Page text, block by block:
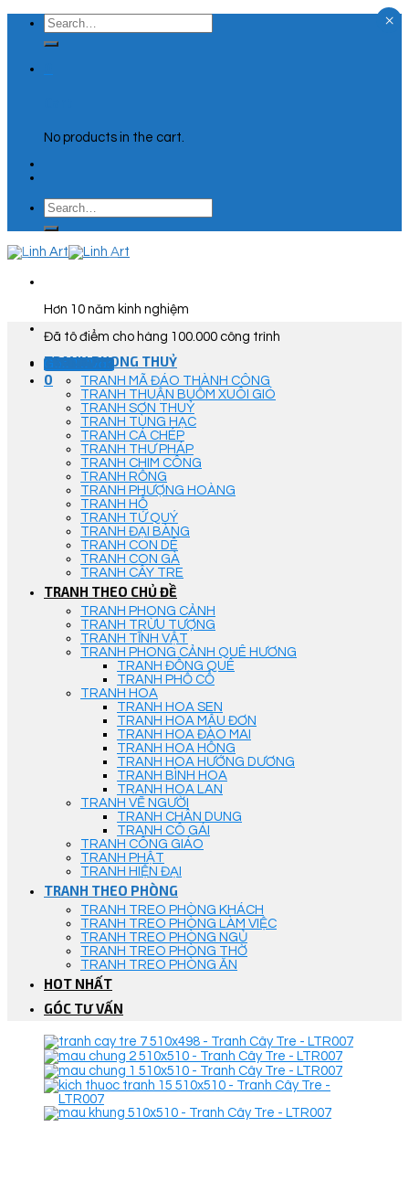
Skip
content
Search
for:
No products in the cart.
Search
for:
Hơn 10 năm kinh nghiệm
Đã tô điểm cho hàng 100.000 công trình
Góc Tư Vấn
0
TRANH PHONG THUỶ
TRANH MÃ ĐÁO THÀNH CÔNG
TRANH THUẬN BUỒM XUÔI GIÓ
TRANH SƠN THUỶ
TRANH TÙNG HẠC
TRANH CÁ CHÉP
TRANH THƯ PHÁP
TRANH CHIM CÔNG
TRANH RỒNG
TRANH PHƯỢNG HOÀNG
TRANH HỔ
TRANH TỨ QUÝ
TRANH ĐẠI BÀNG
TRANH CON DÊ
TRANH CON GÀ
TRANH CÂY TRE
TRANH THEO CHỦ ĐỀ
TRANH PHONG CẢNH
TRANH TRỪU TƯỢNG
TRANH TĨNH VẬT
TRANH PHONG CẢNH QUÊ HƯƠNG
TRANH ĐỒNG QUÊ
TRANH PHỐ CỔ
TRANH HOA
TRANH HOA SEN
TRANH HOA MẪU ĐƠN
TRANH HOA ĐÀO MAI
TRANH HOA HỒNG
TRANH HOA HƯỚNG DƯƠNG
TRANH BÌNH HOA
TRANH HOA LAN
TRANH VẼ NGƯỜI
TRANH CHÂN DUNG
TRANH CÔ GÁI
TRANH CÔNG GIÁO
TRANH PHẬT
TRANH HIỆN ĐẠI
TRANH THEO PHÒNG
TRANH TREO PHÒNG KHÁCH
TRANH TREO PHÒNG LÀM VIỆC
TRANH TREO PHÒNG NGỦ
TRANH TREO PHÒNG THỜ
TRANH TREO PHÒNG ĂN
HOT NHẤT
GÓC TƯ VẤN
×